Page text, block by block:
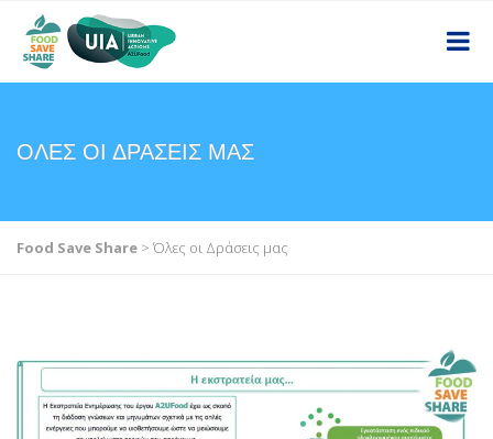
ΌΛΕΣ ΟΙ ΔΡΆΣΕΙΣ ΜΑΣ
Food Save Share > Όλες οι Δράσεις μας